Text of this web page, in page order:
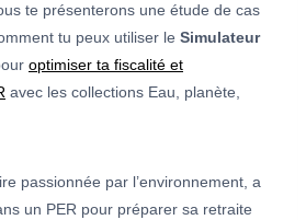
te présenterons une étude de cas
tu peux utiliser le Simulateur
optimiser ta fiscalité et
avec les collections Eau, planète,
passionnée par l’environnement, a
un PER pour préparer sa retraite